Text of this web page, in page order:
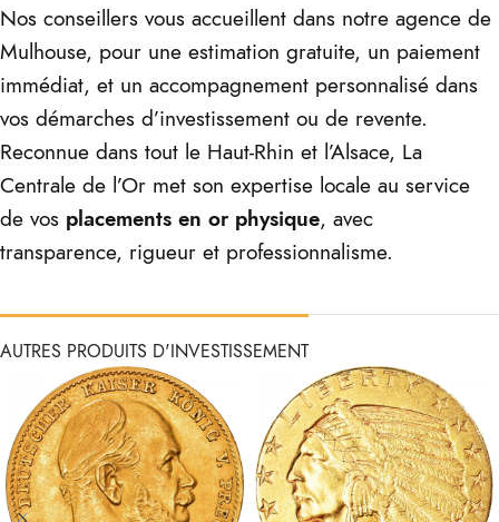
Nos conseillers vous accueillent dans notre agence de
Mulhouse, pour une estimation gratuite, un paiement
immédiat, et un accompagnement personnalisé dans
vos démarches d’investissement ou de revente.
Reconnue dans tout le Haut-Rhin et l’Alsace, La
Centrale de l’Or met son expertise locale au service
de vos placements en or physique, avec
transparence, rigueur et professionnalisme.
AUTRES PRODUITS D'INVESTISSEMENT